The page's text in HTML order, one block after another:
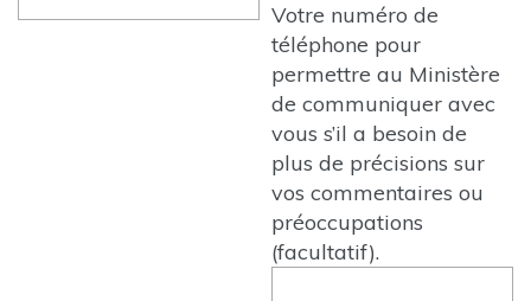
Votre numéro de
téléphone pour
permettre au Ministère
de communiquer avec
vous s’il a besoin de
plus de précisions sur
vos commentaires ou
préoccupations
(facultatif).